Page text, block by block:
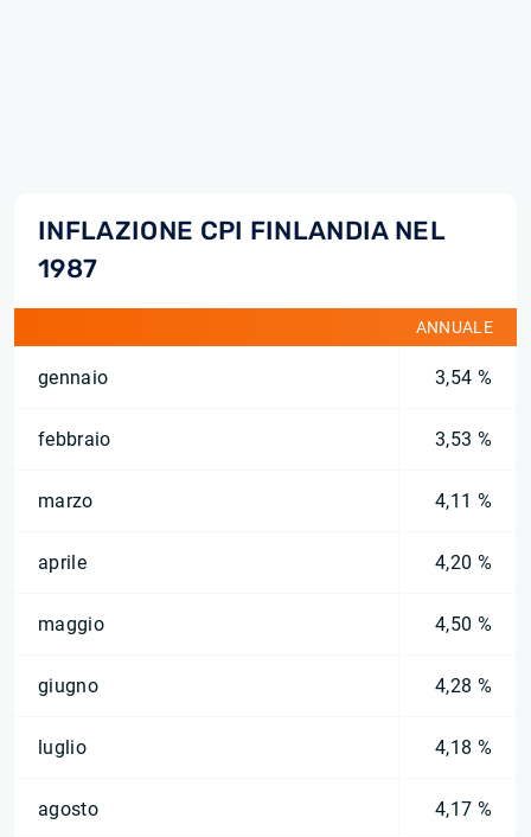
INFLAZIONE CPI FINLANDIA NEL
1987
ANNUALE
gennaio 3,54 %
febbraio 3,53 %
marzo 4,11 %
aprile 4,20 %
maggio 4,50 %
giugno 4,28 %
luglio 4,18 %
agosto 4,17 %